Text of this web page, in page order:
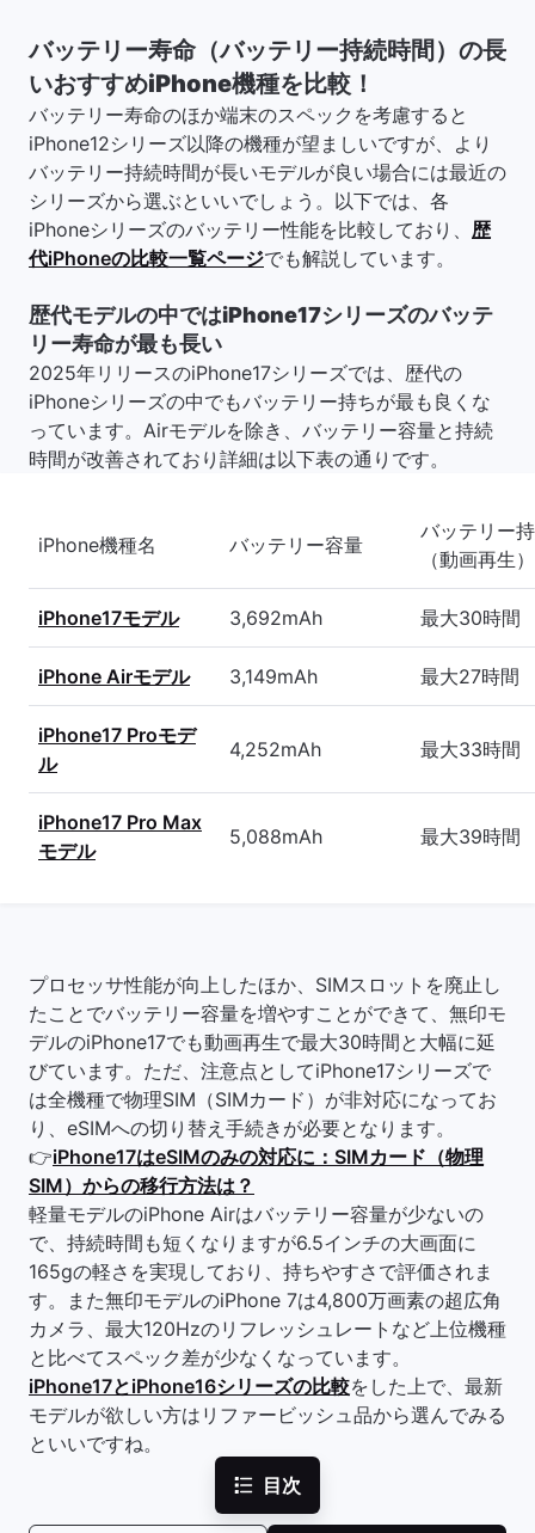
目次
バッテリー寿命（バッテリー持続時間）の長
いおすすめiPhone機種を比較！
バッテリー寿命のほか端末のスペックを考慮すると
iPhone12シリーズ以降の機種が望ましいですが、より
バッテリー持続時間が長いモデルが良い場合には最近の
シリーズから選ぶといいでしょう。以下では、各
iPhoneシリーズのバッテリー性能を比較しており、 歴
代iPhoneの比較一覧ページでも解説しています。
歴代モデルの中ではiPhone17シリーズのバッテ
リー寿命が最も長い
2025年リリースのiPhone17シリーズでは、歴代の
iPhoneシリーズの中でもバッテリー持ちが最も良くな
っています。Airモデルを除き、バッテリー容量と持続
時間が改善されており詳細は以下表の通りです。
iPhone機種名 バッテリー容量
バッテリー
（動画再生）
iPhone17モデル 3,692mAh 最大30時間
iPhone Airモデル 3,149mAh 最大27時間
iPhone17 Proモデ
ル
4,252mAh 最大33時間
iPhone17 Pro Max
モデル
5,088mAh 最大39時間
プロセッサ性能が向上したほか、SIMスロットを廃止し
たことでバッテリー容量を増やすことができて、無印モ
デルのiPhone17でも動画再生で最大30時間と大幅に延
びています。ただ、注意点としてiPhone17シリーズで
は全機種で物理SIM（SIMカード）が非対応になってお
り、eSIMへの切り替え手続きが必要となります。
👉iPhone17はeSIMのみの対応に：SIMカード（物理
SIM）からの移行方法は？
軽量モデルのiPhone Airはバッテリー容量が少ないの
で、持続時間も短くなりますが6.5インチの大画面に
165gの軽さを実現しており、持ちやすさで評価されま
す。また無印モデルのiPhone 7は4,800万画素の超広角
カメラ、最大120Hzのリフレッシュレートなど上位機種
と比べてスペック差が少なくなっています。
iPhone17とiPhone16シリーズの比較をした上で、最新
モデルが欲しい方はリファービッシュ品から選んでみる
といいですね。